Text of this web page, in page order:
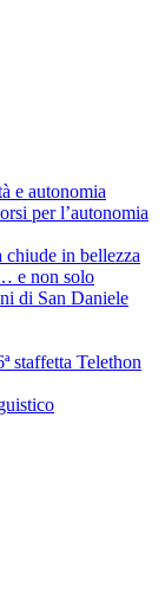
e autonomia
per l’autonomia
in bellezza
e non solo
di San Daniele
staffetta Telethon